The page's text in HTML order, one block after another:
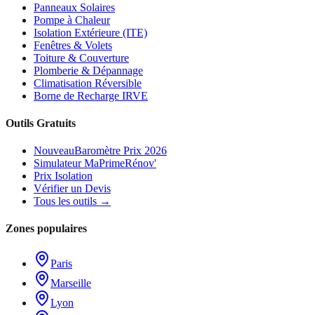
Panneaux Solaires
Pompe à Chaleur
Isolation Extérieure (ITE)
Fenêtres & Volets
Toiture & Couverture
Plomberie & Dépannage
Climatisation Réversible
Borne de Recharge IRVE
Outils Gratuits
NouveauBaromètre Prix 2026
Simulateur MaPrimeRénov'
Prix Isolation
Vérifier un Devis
Tous les outils →
Zones populaires
Paris
Marseille
Lyon